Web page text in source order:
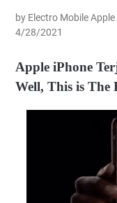
by Electro Mobile
4/28/2021
Apple iPhone
Well, This is The